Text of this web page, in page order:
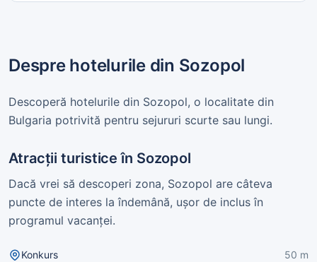
Despre hotelurile din Sozopol
Descoperă hotelurile din Sozopol, o localitate din
Bulgaria potrivită pentru sejururi scurte sau lungi.
Atracții turistice în Sozopol
Dacă vrei să descoperi zona, Sozopol are câteva
puncte de interes la îndemână, ușor de inclus în
programul vacanței.
Konkurs 50 m